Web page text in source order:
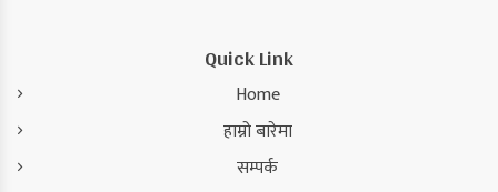
Quick Link
Home
हाम्रो बारेमा
सम्पर्क